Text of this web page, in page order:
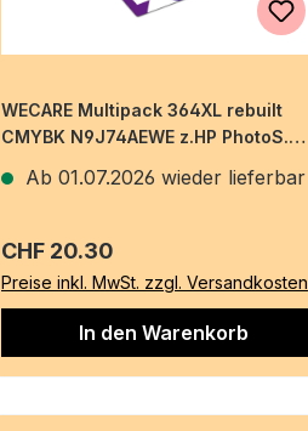
WECARE Multipack 364XL rebuilt
CMYBK N9J74AEWE z.HP PhotoS.
Ab 01.07.2026 wieder lieferbar
Regulärer Preis:
CHF 20.30
Preise inkl. MwSt. zzgl. Versandkosten
In den Warenkorb